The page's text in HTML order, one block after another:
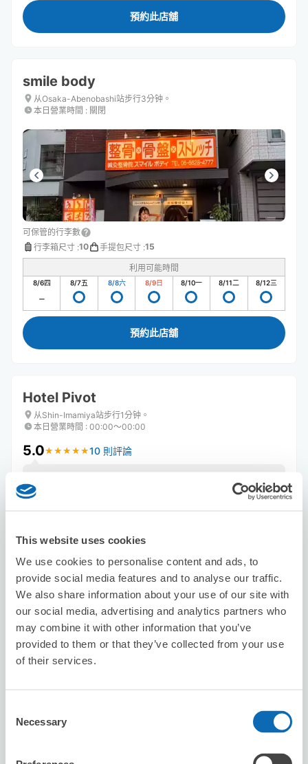
This website uses cookies
We use cookies to personalise content and ads, to
provide social media features and to analyse our traffic.
We also share information about your use of our site with
our social media, advertising and analytics partners who
may combine it with other information that you’ve
provided to them or that they’ve collected from your use
of their services.
Selection
Necessary
預約此店舖
smile body
从Osaka-Abenobashi站步行3分钟。
本日營業時間 : 關閉
可保管的行李數
行李箱尺寸 :10 手提包尺寸 :15
利用可能時間
8/6四 8/7五 8/8六 8/9日 8/10一 8/11二 8/12三
預約此店舖
Hotel Pivot
从Shin-Imamiya站步行1分钟。
本日營業時間 : 00:00〜00:00
5.0★ ★ ★ ★ ★
★ ★ ★ ★ ★10 則評論
last day before heading to the airport. Great service by
可保管的行李數
行李箱尺寸:50 手提包尺寸 :50